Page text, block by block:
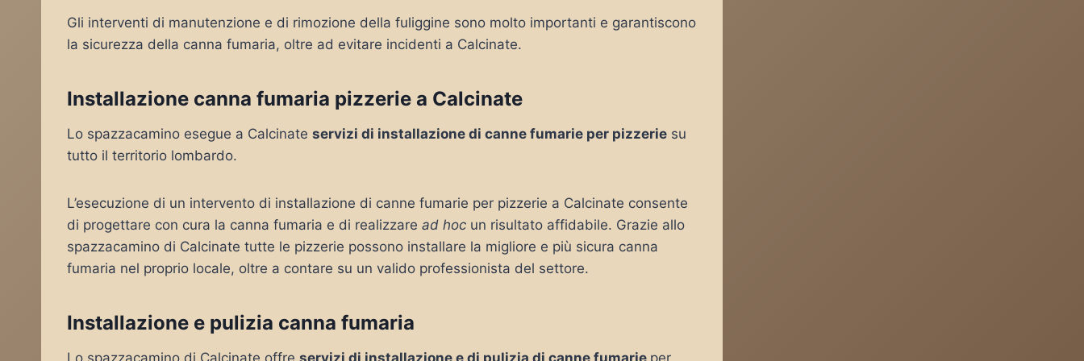
Gli interventi di manutenzione e di rimozione della fuliggine sono molto importanti e garantiscono
la sicurezza della canna fumaria, oltre ad evitare incidenti a Calcinate.
Installazione canna fumaria pizzerie a Calcinate
Lo spazzacamino esegue a Calcinate servizi di installazione di canne fumarie per pizzerie su
tutto il territorio lombardo.
L’esecuzione di un intervento di installazione di canne fumarie per pizzerie a Calcinate consente
di progettare con cura la canna fumaria e di realizzare ad hoc un risultato affidabile. Grazie allo
spazzacamino di Calcinate tutte le pizzerie possono installare la migliore e più sicura canna
fumaria nel proprio locale, oltre a contare su un valido professionista del settore.
Installazione e pulizia canna fumaria
Lo spazzacamino di Calcinate offre servizi di installazione e di pulizia di canne fumarie per